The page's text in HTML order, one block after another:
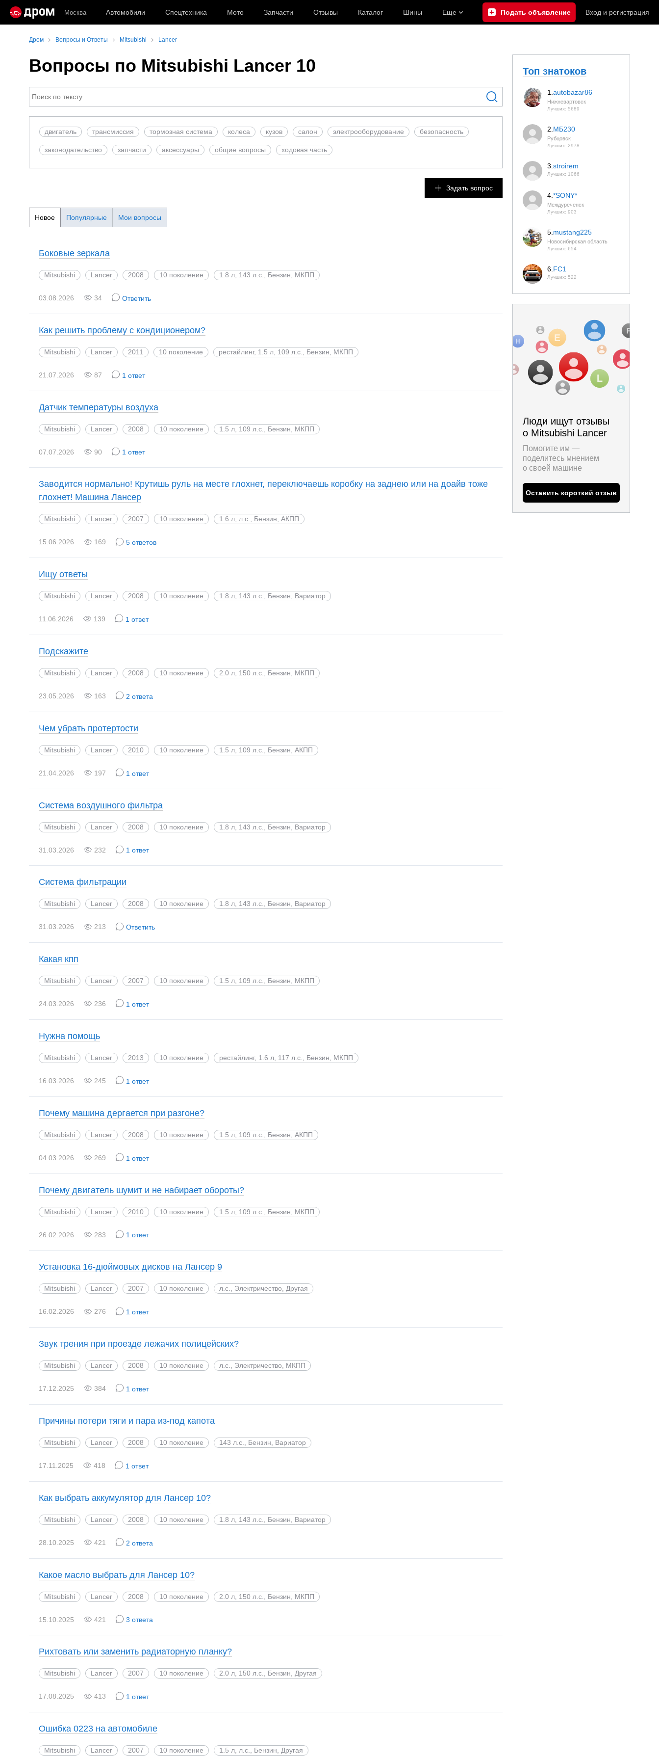
Москва Автомобили Спецтехника Мото Запчасти Отзывы Каталог Шины Еще Подать объявление Вход и регистрация
Дром Вопросы и Ответы Mitsubishi Lancer
Вопросы по Mitsubishi Lancer 10
двигатель трансмиссия тормозная система колеса кузов салон электрооборудование безопасность
законодательство запчасти аксесcуары общие вопросы ходовая часть
Задать вопрос
Новое Популярные Мои вопросы
Боковые зеркала
Mitsubishi Lancer 2008 10 поколение 1.8 л, 143 л.с., Бензин, МКПП
03.08.2026 34 Ответить
Как решить проблему с кондиционером?
Mitsubishi Lancer 2011 10 поколение рестайлинг, 1.5 л, 109 л.с., Бензин, МКПП
21.07.2026 87 1 ответ
Датчик температуры воздуха
Mitsubishi Lancer 2008 10 поколение 1.5 л, 109 л.с., Бензин, МКПП
07.07.2026 90 1 ответ
Заводится нормально! Крутишь руль на месте глохнет, переключаешь коробку на заднею или на доайв тоже
глохнет! Машина Лансер
Mitsubishi Lancer 2007 10 поколение 1.6 л, л.с., Бензин, АКПП
15.06.2026 169 5 ответов
Ищу ответы
Mitsubishi Lancer 2008 10 поколение 1.8 л, 143 л.с., Бензин, Вариатор
11.06.2026 139 1 ответ
Подскажите
Mitsubishi Lancer 2008 10 поколение 2.0 л, 150 л.с., Бензин, МКПП
23.05.2026 163 2 ответа
Чем убрать протертости
Mitsubishi Lancer 2010 10 поколение 1.5 л, 109 л.с., Бензин, АКПП
21.04.2026 197 1 ответ
Система воздушного фильтра
Mitsubishi Lancer 2008 10 поколение 1.8 л, 143 л.с., Бензин, Вариатор
31.03.2026 232 1 ответ
Система фильтрации
Mitsubishi Lancer 2008 10 поколение 1.8 л, 143 л.с., Бензин, Вариатор
31.03.2026 213 Ответить
Какая кпп
Mitsubishi Lancer 2007 10 поколение 1.5 л, 109 л.с., Бензин, МКПП
24.03.2026 236 1 ответ
Нужна помощь
Mitsubishi Lancer 2013 10 поколение рестайлинг, 1.6 л, 117 л.с., Бензин, МКПП
16.03.2026 245 1 ответ
Почему машина дергается при разгоне?
Mitsubishi Lancer 2008 10 поколение 1.5 л, 109 л.с., Бензин, АКПП
04.03.2026 269 1 ответ
Почему двигатель шумит и не набирает обороты?
Mitsubishi Lancer 2010 10 поколение 1.5 л, 109 л.с., Бензин, МКПП
26.02.2026 283 1 ответ
Установка 16-дюймовых дисков на Лансер 9
Mitsubishi Lancer 2007 10 поколение л.с., Электричество, Другая
16.02.2026 276 1 ответ
Звук трения при проезде лежачих полицейских?
Mitsubishi Lancer 2008 10 поколение л.с., Электричество, МКПП
17.12.2025 384 1 ответ
Причины потери тяги и пара из-под капота
Mitsubishi Lancer 2008 10 поколение 143 л.с., Бензин, Вариатор
17.11.2025 418 1 ответ
Как выбрать аккумулятор для Лансер 10?
Mitsubishi Lancer 2008 10 поколение 1.8 л, 143 л.с., Бензин, Вариатор
28.10.2025 421 2 ответа
Какое масло выбрать для Лансер 10?
Mitsubishi Lancer 2008 10 поколение 2.0 л, 150 л.с., Бензин, МКПП
15.10.2025 421 3 ответа
Рихтовать или заменить радиаторную планку?
Mitsubishi Lancer 2007 10 поколение 2.0 л, 150 л.с., Бензин, Другая
17.08.2025 413 1 ответ
Ошибка 0223 на автомобиле
Mitsubishi Lancer 2007 10 поколение 1.5 л, л.с., Бензин, Другая
Топ знатоков
1. autobazar86
Нижневартовск
Лучших: 5689
2. МБ230
Рубцовск
Лучших: 2978
3. stroirem
Лучших: 1066
4. *SONY*
Междуреченск
Лучших: 903
5. mustang225
Новосибирская область
Лучших: 654
6. FC1
Лучших: 522
Люди ищут отзывы
о Mitsubishi Lancer
Помогите им —
поделитесь мнением
о своей машине
Оставить короткий отзыв